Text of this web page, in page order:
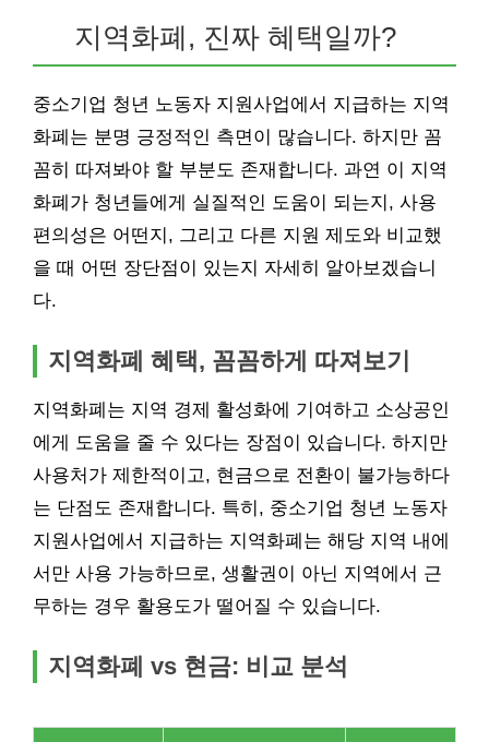
지역화폐, 진짜 혜택일까?
중소기업 청년 노동자 지원사업에서 지급하는 지역
화폐는 분명 긍정적인 측면이 많습니다. 하지만 꼼
꼼히 따져봐야 할 부분도 존재합니다. 과연 이 지역
화폐가 청년들에게 실질적인 도움이 되는지, 사용
편의성은 어떤지, 그리고 다른 지원 제도와 비교했
을 때 어떤 장단점이 있는지 자세히 알아보겠습니
다.
지역화폐 혜택, 꼼꼼하게 따져보기
지역화폐는 지역 경제 활성화에 기여하고 소상공인
에게 도움을 줄 수 있다는 장점이 있습니다. 하지만
사용처가 제한적이고, 현금으로 전환이 불가능하다
는 단점도 존재합니다. 특히, 중소기업 청년 노동자
지원사업에서 지급하는 지역화폐는 해당 지역 내에
서만 사용 가능하므로, 생활권이 아닌 지역에서 근
무하는 경우 활용도가 떨어질 수 있습니다.
지역화폐 vs 현금: 비교 분석